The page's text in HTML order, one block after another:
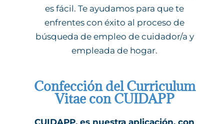
es fácil. Te ayudamos para que te
enfrentes con éxito al proceso de
búsqueda de empleo de cuidador/a y
empleada de hogar.
Confección del Curriculum
Vitae con CUIDAPP